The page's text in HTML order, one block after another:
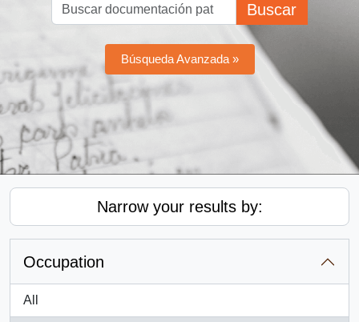
Buscar
Búsqueda Avanzada »
Narrow your results by:
Occupation
All